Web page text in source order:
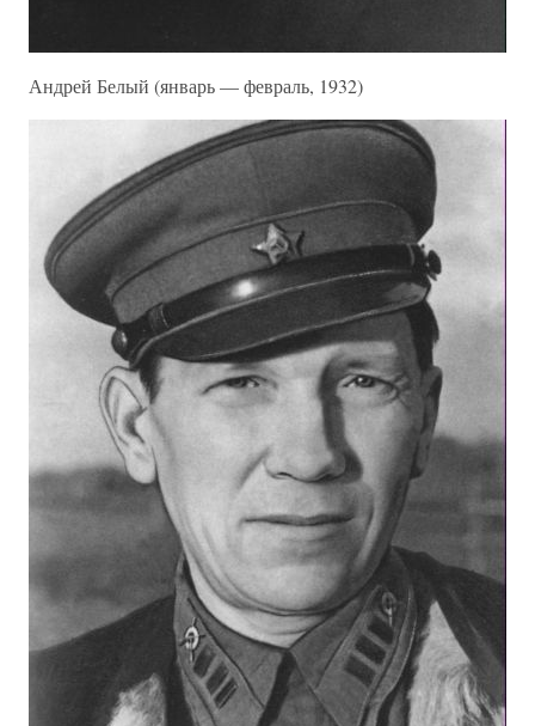
Андрей Белый (январь — февраль, 1932)